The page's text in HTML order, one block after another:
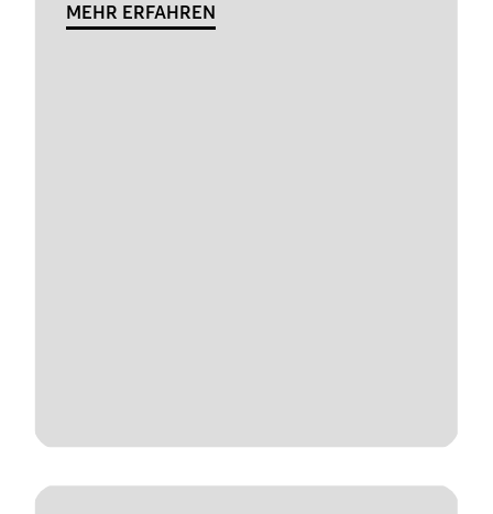
MEHR ERFAHREN